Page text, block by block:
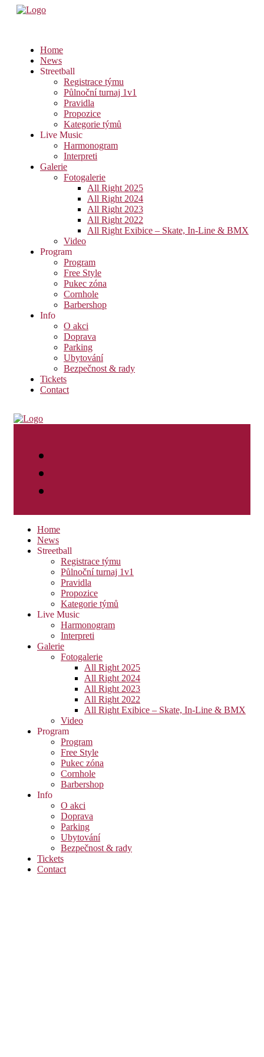
Home
News
Streetball
Registrace týmu
Půlnoční turnaj 1v1
Pravidla
Propozice
Kategorie týmů
Live Music
Harmonogram
Interpreti
Galerie
Fotogalerie
All Right 2025
All Right 2024
All Right 2023
All Right 2022
All Right Exibice – Skate, In-Line & BMX
Video
Program
Program
Free Style
Pukec zóna
Cornhole
Barbershop
Info
O akci
Doprava
Parking
Ubytování
Bezpečnost & rady
Tickets
Contact
Home
News
Streetball
Registrace týmu
Půlnoční turnaj 1v1
Pravidla
Propozice
Kategorie týmů
Live Music
Harmonogram
Interpreti
Galerie
Fotogalerie
All Right 2025
All Right 2024
All Right 2023
All Right 2022
All Right Exibice – Skate, In-Line & BMX
Video
Program
Program
Free Style
Pukec zóna
Cornhole
Barbershop
Info
O akci
Doprava
Parking
Ubytování
Bezpečnost & rady
Tickets
Contact